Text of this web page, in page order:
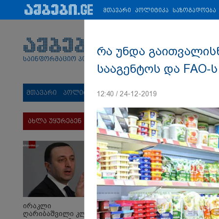
პარტნიორები: ახალი ამბები ეკონომიკა ვიდეო
საინფორმაციო პორტალი
მთავარი პოლიტიკა საზოგადოება
ახლა უყურებენ
ირაკლი
ღარიბაშვილი კლინიკაში
მთავარი პოლიტიკა საზოგადოება
რა უნდა
სააგენტოს და
12:40 / 24-12-2019